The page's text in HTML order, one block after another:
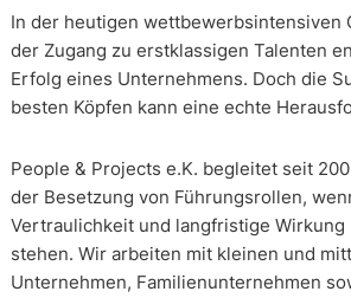
In der heutigen wettbewerbsintensiven
der Zugang zu erstklassigen Talenten
Erfolg eines Unternehmens. Doch die
besten Köpfen kann eine echte
People & Projects e.K. begleitet seit
der Besetzung von Führungsrollen,
Vertraulichkeit und langfristige Wirkung
stehen. Wir arbeiten mit kleinen und
Unternehmen, Familienunternehmen